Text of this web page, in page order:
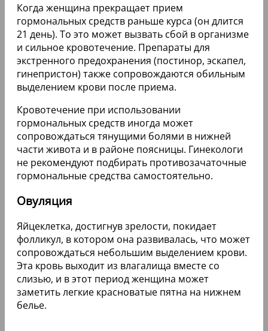
Когда женщина прекращает прием
гормональных средств раньше курса (он длится
21 день). То это может вызвать сбой в организме
и сильное кровотечение. Препараты для
экстренного предохранения (постинор, эскапел,
гинепристон) также сопровождаются обильным
выделением крови после приема.
Кровотечение при использовании
гормональных средств иногда может
сопровождаться тянущими болями в нижней
части живота и в районе поясницы. Гинекологи
не рекомендуют подбирать противозачаточные
гормональные средства самостоятельно.
Овуляция
Яйцеклетка, достигнув зрелости, покидает
фолликул, в котором она развивалась, что может
сопровождаться небольшим выделением крови.
Эта кровь выходит из влагалища вместе со
слизью, и в этот период женщина может
заметить легкие красноватые пятна на нижнем
белье.